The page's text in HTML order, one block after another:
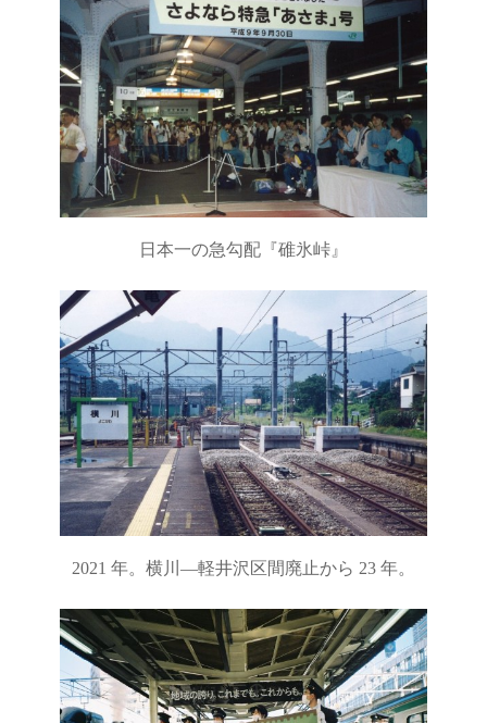
日本一の急勾配『碓氷峠』
2021 年。横川―軽井沢区間廃止から 23 年。